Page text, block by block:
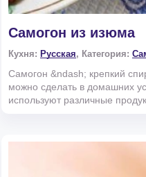
Самогон из изюма
Кухня: Русская, Категория:
Самогон &ndash; крепкий
можно сделать в домашних
используют различные